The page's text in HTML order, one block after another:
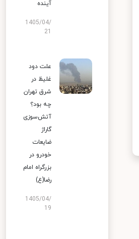
آینده
1405/04/
علت دود
غلیظ در
شرق تهران
چه بود؟
آتش‌سوزی
گاراژ
ضایعات
خودرو در
بزرگراه امام
رضا(ع)
1405/04/
19